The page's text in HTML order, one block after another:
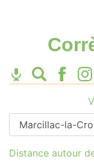
Distance autour